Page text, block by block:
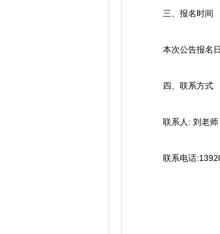
三、报名时间
本次公告报名日
四、联系方式
联系人: 刘老师
联系电话